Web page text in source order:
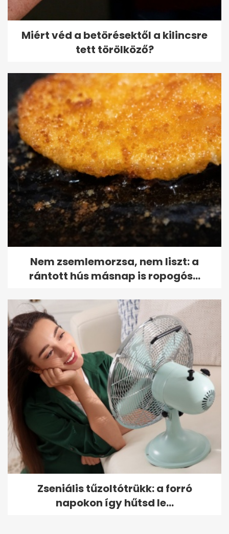
Miért véd a betörésektől a kilincsre
tett törölköző?
Nem zsemlemorzsa, nem liszt: a
rántott hús másnap is ropogós...
Zseniális tűzoltótrükk: a forró
napokon így hűtsd le...